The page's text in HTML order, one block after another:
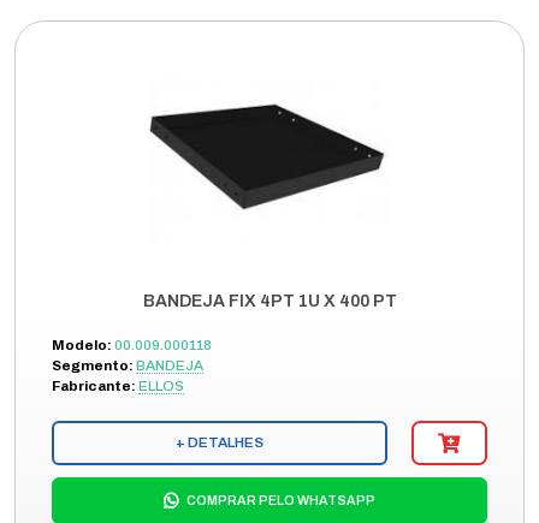
BANDEJA FIX 4PT 1U X 400 PT
Modelo: 00.009.000118
Segmento: BANDEJA
Fabricante: ELLOS
+ DETALHES
COMPRAR PELO WHATSAPP